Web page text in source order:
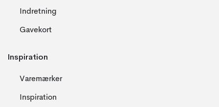
Indretning
Gavekort
Inspiration
Varemærker
Inspiration